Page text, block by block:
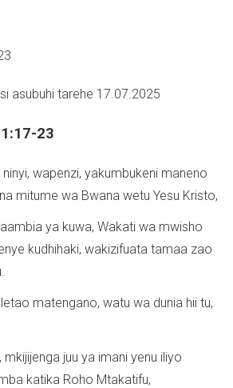
asubuhi tarehe 17.07.2025
23
ninyi, wapenzi, yakumbukeni maneno
mitume wa Bwana wetu Yesu Kristo,
ya kuwa, Wakati wa mwisho
kudhihaki, wakizifuata tamaa zao
matengano, watu wa dunia hii tu,
mkijijenga juu ya imani yenu iliyo
katika Roho Mtakatifu,